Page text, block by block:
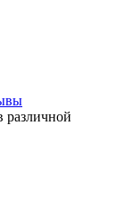
различной